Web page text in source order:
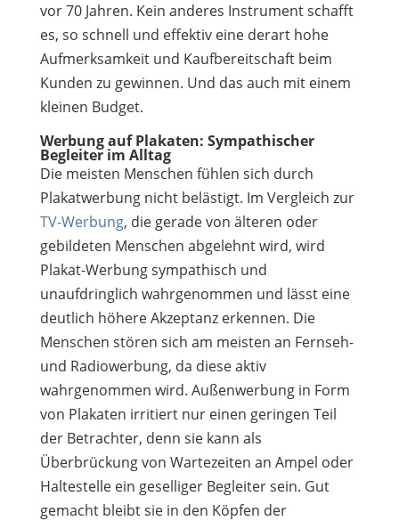
vor 70 Jahren. Kein anderes Instrument schafft
es, so schnell und effektiv eine derart hohe
Aufmerksamkeit und Kaufbereitschaft beim
Kunden zu gewinnen. Und das auch mit einem
kleinen Budget.
Werbung auf Plakaten: Sympathischer
Begleiter im Alltag
Die meisten Menschen fühlen sich durch
Plakatwerbung nicht belästigt. Im Vergleich zur
TV-Werbung, die gerade von älteren oder
gebildeten Menschen abgelehnt wird, wird
Plakat-Werbung sympathisch und
unaufdringlich wahrgenommen und lässt eine
deutlich höhere Akzeptanz erkennen. Die
Menschen stören sich am meisten an Fernseh-
und Radiowerbung, da diese aktiv
wahrgenommen wird. Außenwerbung in Form
von Plakaten irritiert nur einen geringen Teil
der Betrachter, denn sie kann als
Überbrückung von Wartezeiten an Ampel oder
Haltestelle ein geselliger Begleiter sein. Gut
gemacht bleibt sie in den Köpfen der